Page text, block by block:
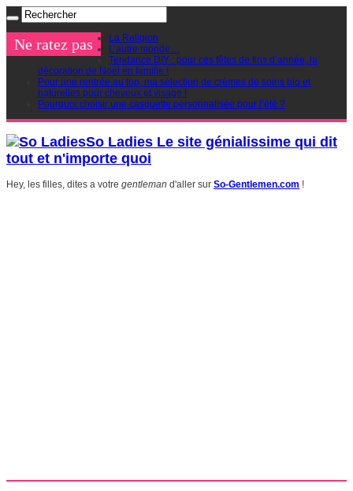
Ne ratez pas
La Religion
L’autre monde…
Tendance DIY : pour ces fêtes de fins d’année, la
décoration de Noel en famille !
Pour une rentrée au top, ma sélection de crèmes de soins bio et
naturelles pour cheveux et visage !
Pourquoi choisir une casquette personnalisée pour l’été ?
So Ladies Le site génialissime qui dit
tout et n'importe quoi
Hey, les filles, dites a votre gentleman d'aller sur So-Gentlemen.com !